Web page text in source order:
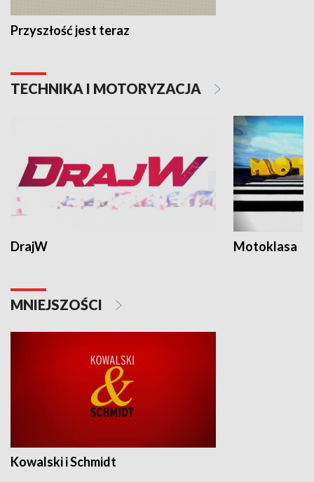
Przyszłość jest teraz
TECHNIKA I MOTORYZACJA
DrajW Motoklasa
MNIEJSZOŚCI
Kowalski i Schmidt